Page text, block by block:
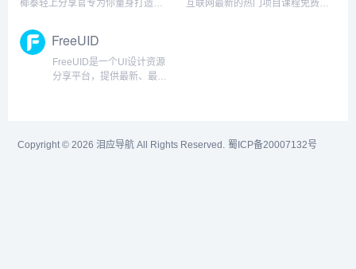
椰泰轻上分享官专为你量身打造！
是想赚生活费的学生党，都能在这
里找到适合自己的增收方式。成为
分享官，你可以自由安排时间：带
娃间隙、下课碎片、睡...
互联网最新的热门项目课程免费学
FreeUID
FreeUID是一个UI设计资源
分享平台，提供最新、最全
设计教程，界面设计，交互
Copyright © 2026 泪应导航 All Rights Reserved. 蜀ICP备20007132号